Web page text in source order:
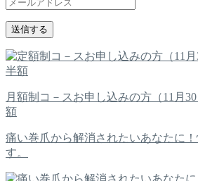
月額制コ－スお申し込みの方（11月
額
痛い巻爪から解消されたいあなたに
す。